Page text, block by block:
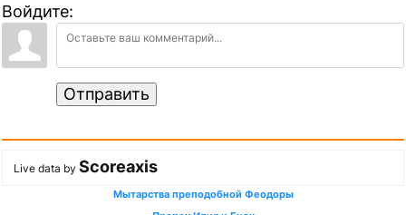
Войдите:
Отправить
Live data by Scoreaxis
Мытарства преподобной Феодоры